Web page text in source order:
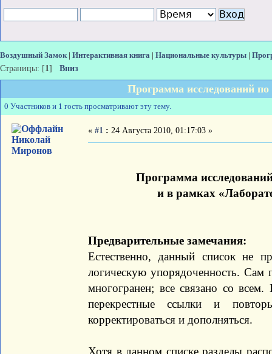
Воздушный Замок| Интерактивная книга Национальные культуры
Страницы: [1] Вниз
Программа исследований
0 Участников и 1 гость просматривают эту тему.
Николай
Миронов
« #1 : 24 Августа 2010, 01:17:03 »
Программа
и в рамках
Предварительные замечания:
Естественно, данный список не
логическую упорядоченность. Сам
многогранен; все связано со
перекрестные ссылки и
корректироваться и дополняться.